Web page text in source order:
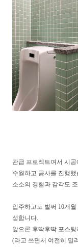
관급 프로젝트여서 시
수월하고 공사를 진행했
소소의 경험과 감각도
입주하고도 벌써 10개
성합니다.
앞으론 후딱후딱 포스
(라고 쓰면서 여전히 밀